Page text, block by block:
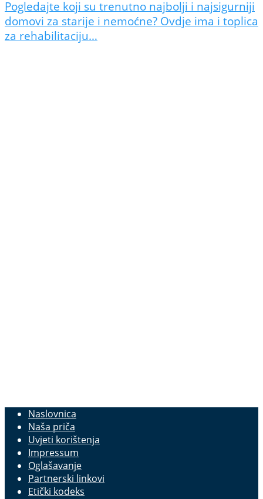
Pogledajte koji su trenutno najbolji i najsigurniji
domovi za starije i nemoćne? Ovdje ima i toplica
za rehabilitaciju…
Naslovnica
Naša priča
Uvjeti korištenja
Impressum
Oglašavanje
Partnerski linkovi
Etički kodeks